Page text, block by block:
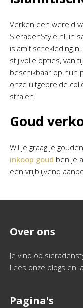
Verken een wereld
SieradenStyle.nl, in
stijlvolle opties, van
beschikbaar op hun
onze uitgebreide
stralen.
Goud
Wil je graag je
inkoop goud ben je
een vrijblijvend
Over ons
Je vind op
Lees onze blogs en
Pagina's